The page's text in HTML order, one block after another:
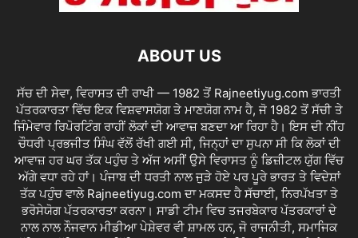
ABOUT US
ਸੱਚ ਦੀ ਸੇਵਾ, ਵਿਰਾਸਤ ਦੀ ਰਾਖੀ — 1982 ਤੋਂ Rajneetiyug.com ਭਾਰਤੀ
ਪੱਤਰਕਾਰਤਾ ਵਿੱਚ ਇਕ ਵਿਸ਼ਵਾਸਯੋਗ ਤੇ ਮਾਣਯੋਗ ਨਾਮ ਹੈ, ਜੋ 1982 ਤੋਂ ਸੱਚੀ ਤੇ
ਜਿੰਮੇਵਾਰ ਰਿਪੋਰਟਿੰਗ ਰਾਹੀਂ ਲੋਕਾਂ ਦੀ ਆਵਾਜ਼ ਬਣਦਾ ਆ ਰਿਹਾ ਹੈ। ਇਸ ਦੀ ਨੀਂਹ
ਚੌਧਰੀ ਪ੍ਰਭਜੀਤ ਸਿੰਘ ਵੱਲੋਂ ਰੱਖੀ ਗਈ ਸੀ, ਜਿਨ੍ਹਾਂ ਦਾ ਸੁਪਨਾ ਸੀ ਕਿ ਲੋਕਾਂ ਦੀ
ਆਵਾਜ਼ ਹਰ ਘਰ ਤੱਕ ਪਹੁੰਚ ਤੇ ਅੱਜ ਅਸੀਂ ਉਸੇ ਵਿਰਾਸਤ ਨੂੰ ਡਿਜ਼ੀਟਲ ਯੁੱਗ ਵਿੱਚ
ਅੱਗੇ ਵਧਾ ਰਹੇ ਹਾਂ। ਪੰਜਾਬ ਦੀ ਧਰਤੀ ਨਾਲ ਜੁੜੇ ਹੋਏ ਪਰ ਪੂਰੇ ਭਾਰਤ ਤੇ ਵਿਦੇਸ਼ਾਂ
ਤੱਕ ਪਹੁੰਚ ਵਾਲੇ Rajneetiyug.com ਦਾ ਮਕਸਦ ਹੈ ਸੱਚਾਈ, ਨਿਰਪੱਖਤਾ ਤੇ
ਭਰੋਸੇਯੋਗ ਪੱਤਰਕਾਰਤਾ ਕਰਨਾ। ਸਾਡੀ ਟੀਮ ਵਿਚ ਤਜਰਬੇਕਾਰ ਪੱਤਰਕਾਰਾਂ ਦੇ
ਨਾਲ ਨਾਲ ਨੌਜਵਾਨ ਮੀਡੀਆ ਪੇਸ਼ੇਵਰ ਵੀ ਸ਼ਾਮਲ ਹਨ, ਜੋ ਰਾਜਨੀਤੀ, ਸਮਾਜਿਕ